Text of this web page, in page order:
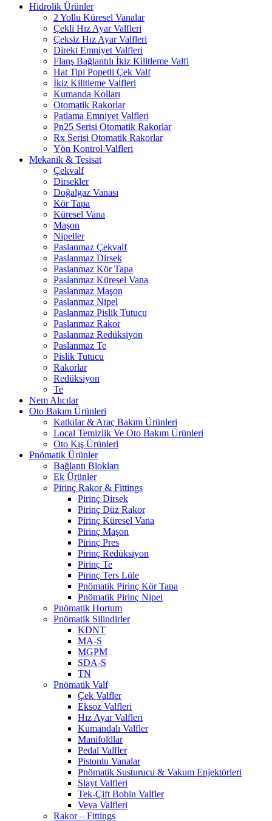
Hidrolik Ürünler
2 Yollu Küresel Vanalar
Çekli Hız Ayar Valfleri
Çeksiz Hız Ayar Valfleri
Direkt Emniyet Valfleri
Flanş Bağlantılı İkiz Kilitleme Valfi
Hat Tipi Popetli Çek Valf
İkiz Kilitleme Valfleri
Kumanda Kolları
Otomatik Rakorlar
Patlama Emniyet Valfleri
Pn25 Serisi Otomatik Rakorlar
Rx Serisi Otomatik Rakorlar
Yön Kontrol Valfleri
Mekanik & Tesisat
Çekvalf
Dirsekler
Doğalgaz Vanası
Kör Tapa
Küresel Vana
Maşon
Nipeller
Paslanmaz Çekvalf
Paslanmaz Dirsek
Paslanmaz Kör Tapa
Paslanmaz Küresel Vana
Paslanmaz Maşon
Paslanmaz Nipel
Paslanmaz Pislik Tutucu
Paslanmaz Rakor
Paslanmaz Redüksiyon
Paslanmaz Te
Pislik Tutucu
Rakorlar
Redüksiyon
Te
Nem Alıcılar
Oto Bakım Ürünleri
Katkılar & Araç Bakım Ürünleri
Local Temizlik Ve Oto Bakım Ürünleri
Oto Kış Ürünleri
Pnömatik Ürünler
Bağlantı Blokları
Ek Ürünler
Pirinç Rakor & Fittings
Pirinç Dirsek
Pirinç Düz Rakor
Pirinç Küresel Vana
Pirinç Maşon
Pirinç Pres
Pirinç Redüksiyon
Pirinç Te
Pirinç Ters Lüle
Pnömatik Pirinç Kör Tapa
Pnömatik Pirinç Nipel
Pnömatik Hortum
Pnömatik Silindirler
KDNT
MA-S
MGPM
SDA-S
TN
Pnömatik Valf
Çek Valfler
Eksoz Valfleri
Hız Ayar Valfleri
Kumandalı Valfler
Manifoldlar
Pedal Valfler
Pistonlu Vanalar
Pnömatik Susturucu & Vakum Enjektörleri
Slayt Valfleri
Tek-Çift Bobin Valfler
Veya Valfleri
Rakor – Fittings